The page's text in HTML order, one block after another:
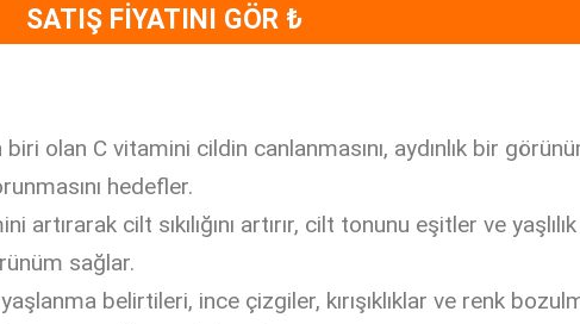
SATIŞ FİYATINI GÖR ₺
olan C vitamini cildin canlanmasını, aydınlık bir
hedefler.
cilt sıkılığını artırır, cilt tonunu eşitler ve
sağlar.
belirtileri, ince çizgiler, kırışıklıklar ve renk